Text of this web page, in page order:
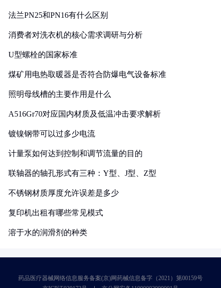
法兰PN25和PN16有什么区别
消费者对洗衣机的核心需求调研与分析
U型螺栓的国家标准
煤矿用电热取暖器是否符合防爆电气设备标准
照明母线槽的主要作用是什么
A516Gr70对应国内材质及低温冲击要求解析
镀镍钢带可以过多少电流
计量泵如何达到控制和调节流量的目的
联轴器的轴孔形式有三种：Y型、J型、Z型
不锈钢材质厚度允许误差是多少
复印机出租有哪些常见模式
溶于水的润滑剂的种类
药品医疗器械网络信息服务备案(京)网药械信息备字（2021）第00159号